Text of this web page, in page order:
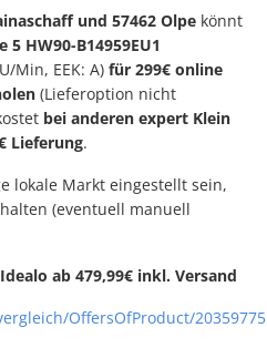
und 57462 Olpe könnt
5 HW90-B14959EU1
Min, EEK: A) für 299€ online
(Lieferoption nicht
bei anderen expert Klein
Lieferung.
lokale Markt eingestellt sein,
(eventuell manuell
ab 479,99€ inkl. Versand
OffersOfProduct/